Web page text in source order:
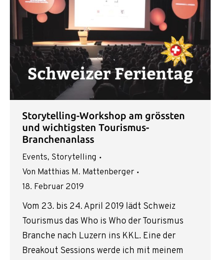
Storytelling-Workshop am grössten
und wichtigsten Tourismus-
Branchenanlass
Events, Storytelling
Von Matthias M. Mattenberger
18. Februar 2019
Vom 23. bis 24. April 2019 lädt Schweiz
Tourismus das Who is Who der Tourismus
Branche nach Luzern ins KKL. Eine der
Breakout Sessions werde ich mit meinem